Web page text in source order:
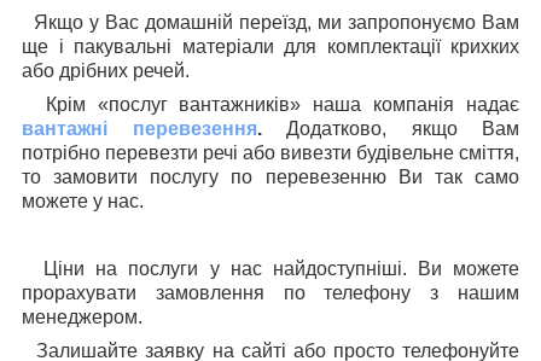
Якщо у Вас домашній переїзд, ми запропонуємо Вам
ще і пакувальні матеріали для комплектації крихких
або дрібних речей.
Крім «послуг вантажників» наша компанія надає
вантажні перевезення. Додатково, якщо Вам
потрібно перевезти речі або вивезти будівельне сміття,
то замовити послугу по перевезенню Ви так само
можете у нас.
Ціни на послуги у нас найдоступніші. Ви можете
прорахувати замовлення по телефону з нашим
менеджером.
Залишайте заявку на сайті або просто телефонуйте